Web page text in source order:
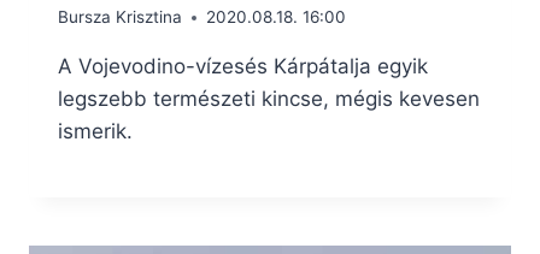
Bursza Krisztina 2020.08.18. 16:00
A Vojevodino-vízesés Kárpátalja egyik
legszebb természeti kincse, mégis kevesen
ismerik.